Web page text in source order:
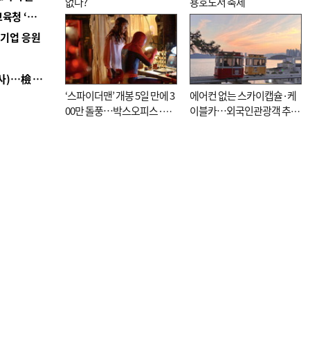
■ 교육혁신선도지 공모 코앞인데…구·군 난색에 교육청 ‘쩔쩔’
업 응원
■ 검사 신분 버리고 직급하향(10년 이하 저연차 검사)…檢 중수청행 기피
‘스파이더맨’ 개봉 5일 만에 3
00만 돌풍…박스오피스·예
에어컨 없는 스카이캡슐·케
이블카…외국인관광객 추억